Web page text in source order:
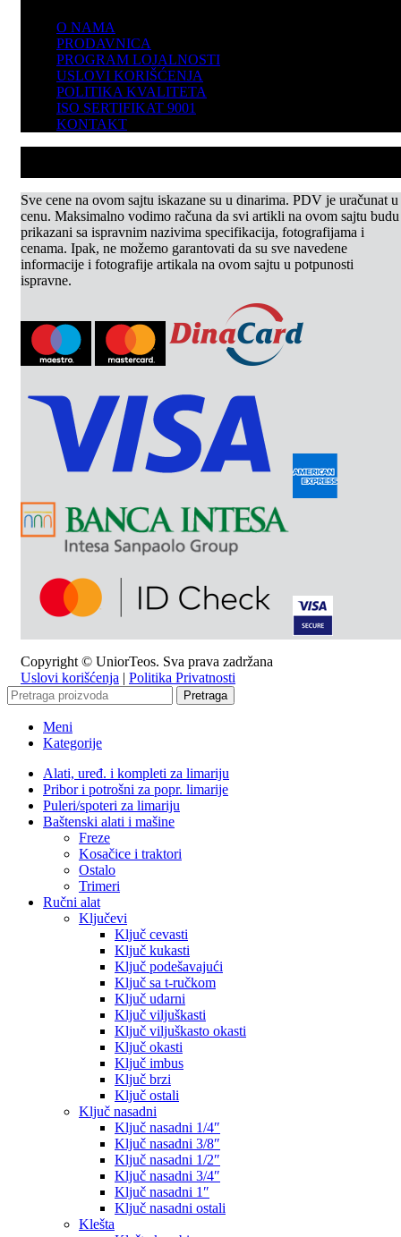
O NAMA
PRODAVNICA
PROGRAM LOJALNOSTI
USLOVI KORIŠĆENJA
POLITIKA KVALITETA
ISO SERTIFIKAT 9001
KONTAKT
Sve cene na ovom sajtu iskazane su u dinarima. PDV je uračunat u
cenu. Maksimalno vodimo računa da svi artikli na ovom sajtu budu
prikazani sa ispravnim nazivima specifikacija, fotografijama i
cenama. Ipak, ne možemo garantovati da su sve navedene
informacije i fotografije artikala na ovom sajtu u potpunosti
ispravne.
Copyright © UniorTeos. Sva prava zadržana
Uslovi korišćenja | Politika Privatnosti
Pretraga
Meni
Kategorije
Alati, uređ. i kompleti za limariju
Pribor i potrošni za popr. limarije
Puleri/spoteri za limariju
Baštenski alati i mašine
Freze
Kosačice i traktori
Ostalo
Trimeri
Ručni alat
Ključevi
Ključ cevasti
Ključ kukasti
Ključ podešavajući
Ključ sa t-ručkom
Ključ udarni
Ključ viljuškasti
Ključ viljuškasto okasti
Ključ okasti
Ključ imbus
Ključ brzi
Ključ ostali
Ključ nasadni
Ključ nasadni 1/4″
Ključ nasadni 3/8″
Ključ nasadni 1/2″
Ključ nasadni 3/4″
Ključ nasadni 1″
Ključ nasadni ostali
Klešta